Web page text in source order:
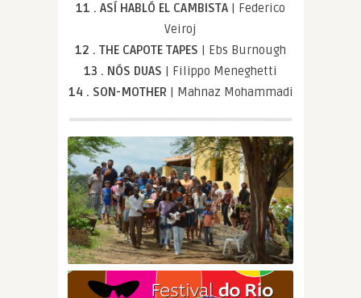
11 . ASÍ HABLÓ EL CAMBISTA | Federico
Veiroj
12 . THE CAPOTE TAPES | Ebs Burnough
13 . NÓS DUAS | Filippo Meneghetti
14 . SON-MOTHER | Mahnaz Mohammadi